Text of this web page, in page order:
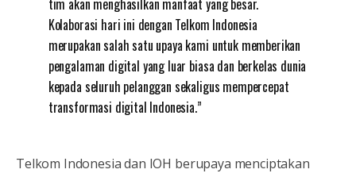
Kolaborasi hari ini dengan Telkom Indonesia
merupakan salah satu upaya kami untuk memberikan
pengalaman digital yang luar biasa dan berkelas dunia
kepada seluruh pelanggan sekaligus mempercepat
transformasi digital Indonesia.”
Telkom Indonesia dan IOH berupaya menciptakan